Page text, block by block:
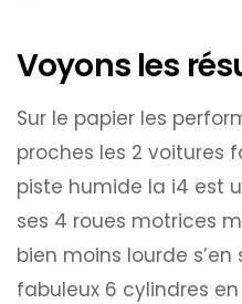
Voyons les
Sur le papier les
proches les 2 voitures
piste humide la i4 est
ses 4 roues motrices
bien moins lourde s’en
fabuleux 6 cylindres